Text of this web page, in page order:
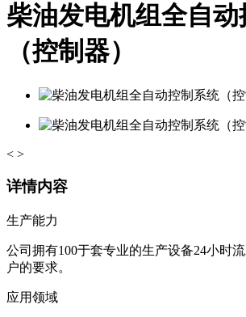
柴油发电机组全自
（控制器）
< >
详情内容
生产能力
公司拥有100于套专业的生产设备24小时
户的要求。
应用领域